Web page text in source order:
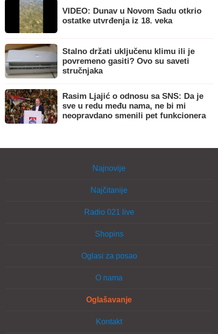
VIDEO: Dunav u Novom Sadu otkrio
ostatke utvrđenja iz 18. veka
Stalno držati uključenu klimu ili je
povremeno gasiti? Ovo su saveti
stručnjaka
Rasim Ljajić o odnosu sa SNS: Da je
sve u redu među nama, ne bi mi
neopravdano smenili pet funkcionera
Najnovije
Najčitanije
Radio 021 live
Shopins
Oglasi za posao
O nama
Oglašavanje
Kontakt